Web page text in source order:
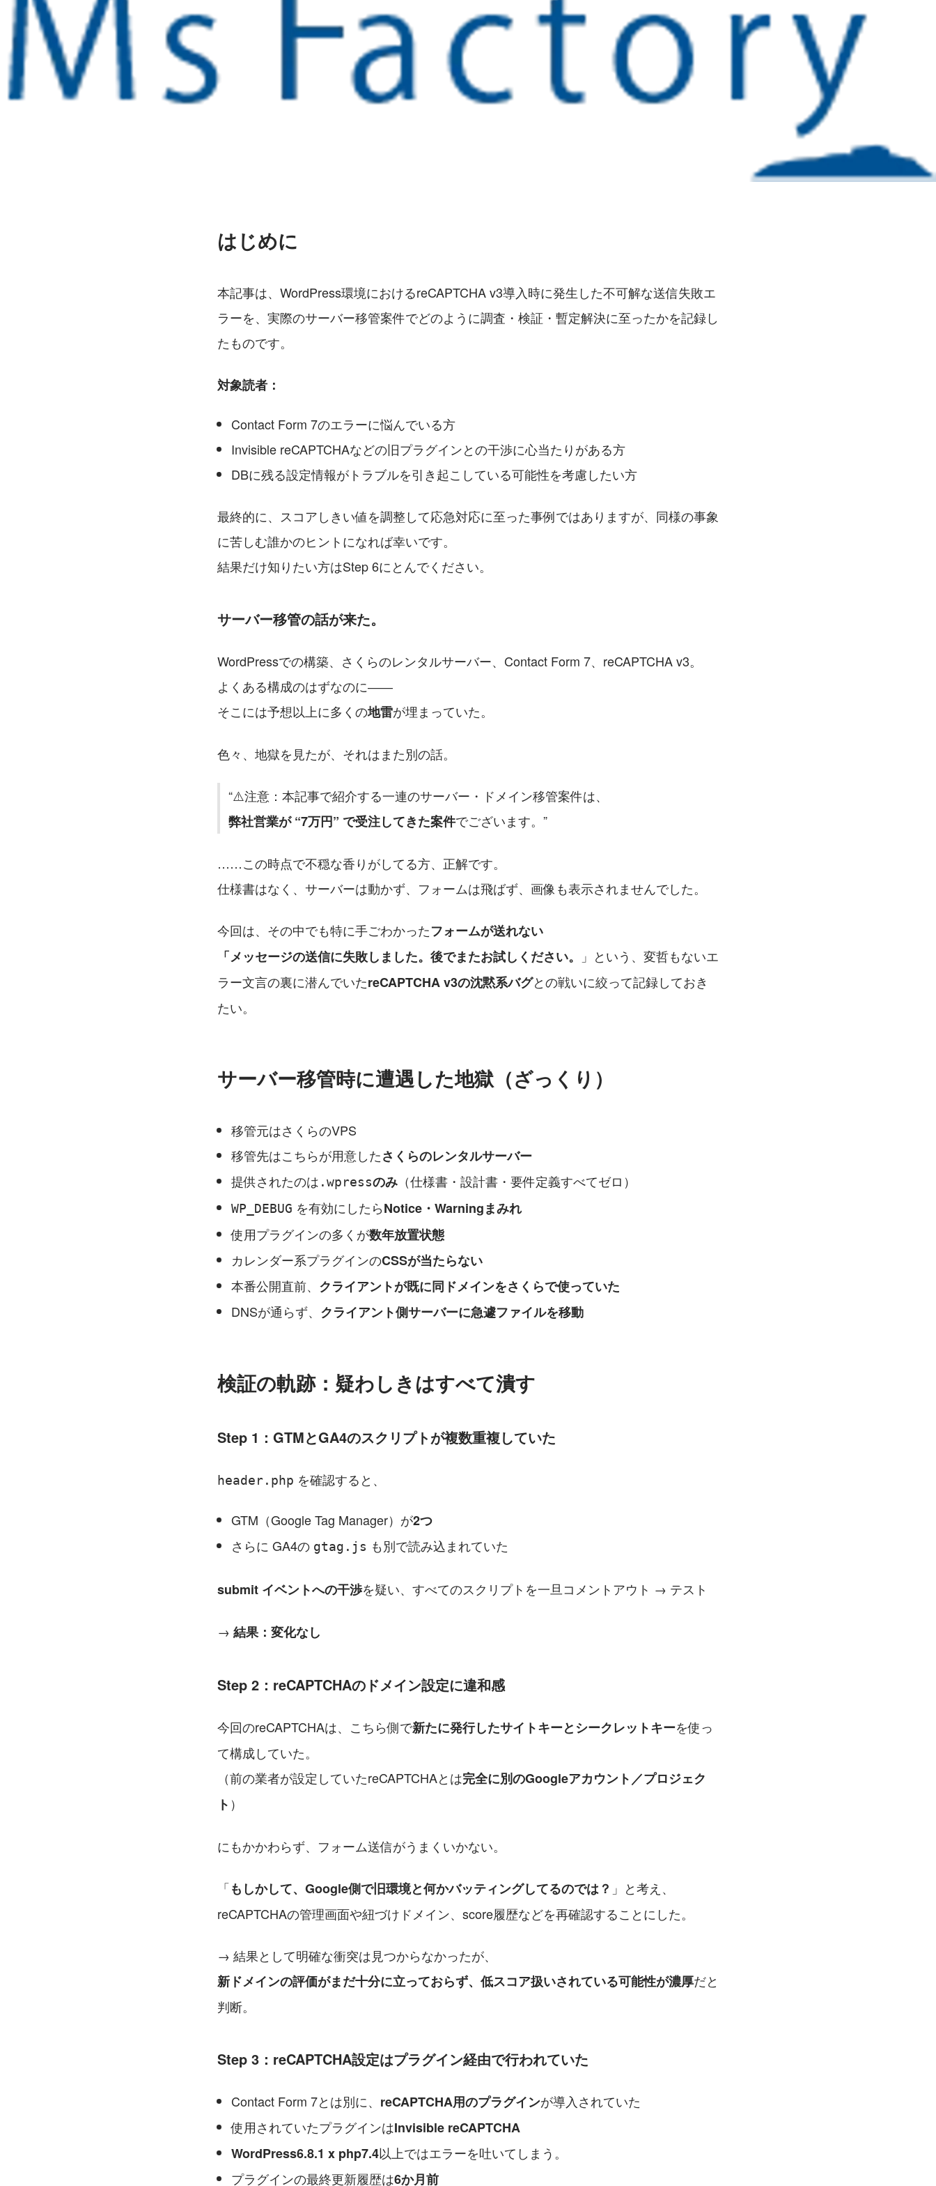
はじめに
本記事は、WordPress環境におけるreCAPTCHA v3導入時に発生した不可解な送信失敗エ
ラーを、実際のサーバー移管案件でどのように調査・検証・暫定解決に至ったかを記録し
たものです。
対象読者：
Contact Form 7のエラーに悩んでいる方
Invisible reCAPTCHAなどの旧プラグインとの干渉に心当たりがある方
DBに残る設定情報がトラブルを引き起こしている可能性を考慮したい方
最終的に、スコアしきい値を調整して応急対応に至った事例ではありますが、同様の事象
に苦しむ誰かのヒントになれば幸いです。
結果だけ知りたい方はStep 6にとんでください。
サーバー移管の話が来た。
WordPressでの構築、さくらのレンタルサーバー、Contact Form 7、reCAPTCHA v3。
よくある構成のはずなのに――
そこには予想以上に多くの地雷が埋まっていた。
色々、地獄を見たが、それはまた別の話。
⚠️注意：本記事で紹介する一連のサーバー・ドメイン移管案件は、
弊社営業が “7万円” で受注してきた案件でございます。
……この時点で不穏な香りがしてる方、正解です。
仕様書はなく、サーバーは動かず、フォームは飛ばず、画像も表示されませんでした。
今回は、その中でも特に手ごわかったフォームが送れない
「メッセージの送信に失敗しました。後でまたお試しください。
」という、変哲もないエ
ラー文言の裏に潜んでいたreCAPTCHA v3の沈黙系バグとの戦いに絞って記録しておき
たい。
サーバー移管時に遭遇した地獄（ざっくり）
移管元はさくらのVPS
移管先はこちらが用意したさくらのレンタルサーバー
提供されたのは .wpressのみ （仕様書・設計書・要件定義すべてゼロ）
WP_DEBUG を有効にしたらNotice・Warningまみれ
使用プラグインの多くが数年放置状態
カレンダー系プラグインのCSSが当たらない
本番公開直前、 クライアントが既に同ドメインをさくらで使っていた
DNSが通らず、 クライアント側サーバーに急遽ファイルを移動
検証の軌跡：疑わしきはすべて潰す
Step 1：GTMとGA4のスクリプトが複数重複していた
header.php を確認すると、
GTM（Google Tag Manager）が2つ
さらに GA4の gtag.js も別で読み込まれていた
submit イベントへの干渉を疑い、すべてのスクリプトを一旦コメントアウト → テスト
→ 結果：変化なし
Step 2：reCAPTCHAのドメイン設定に違和感
今回のreCAPTCHAは、こちら側で新たに発行したサイトキーとシークレットキーを使っ
て構成していた。
（前の業者が設定していたreCAPTCHAとは完全に別のGoogleアカウント／プロジェク
ト ）
にもかかわらず、フォーム送信がうまくいかない。
「もしかして、Google側で旧環境と何かバッティングしてるのでは？ 」と考え、
reCAPTCHAの管理画面や紐づけドメイン、score履歴などを再確認することにした。
→ 結果として明確な衝突は見つからなかったが、
新ドメインの評価がまだ十分に立っておらず、低スコア扱いされている可能性が濃厚だと
判断。
Step 3：reCAPTCHA設定はプラグイン経由で行われていた
Contact Form 7とは別に、 reCAPTCHA用のプラグインが導入されていた
使用されていたプラグインはInvisible reCAPTCHA
WordPress6.8.1 x php7.4以上ではエラーを吐いてしまう。
プラグインの最終更新履歴は6か月前